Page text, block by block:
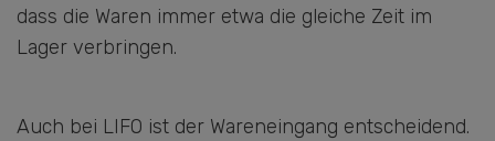
dass die Waren immer etwa die gleiche Zeit im
Lager verbringen.
Auch bei LIFO ist der Wareneingang entscheidend.